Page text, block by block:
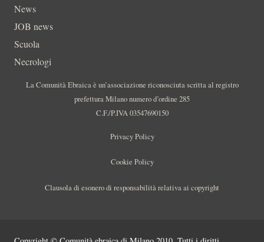
News
JOB news
Scuola
Necrologi
La Comunità Ebraica è un’associazione riconosciuta scritta al registro
prefettura Milano numero d’ordine 285
C.F./P.IVA 03547690150
Privacy Policy
Cookie Policy
Clausola di esonero di responsabilità relativa ai copyright